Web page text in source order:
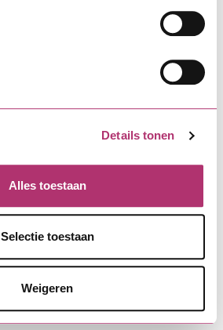
Details tonen
Alles toestaan
Selectie toestaan
Weigeren